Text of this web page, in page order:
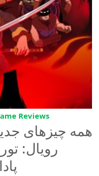
Reviews
رویال: